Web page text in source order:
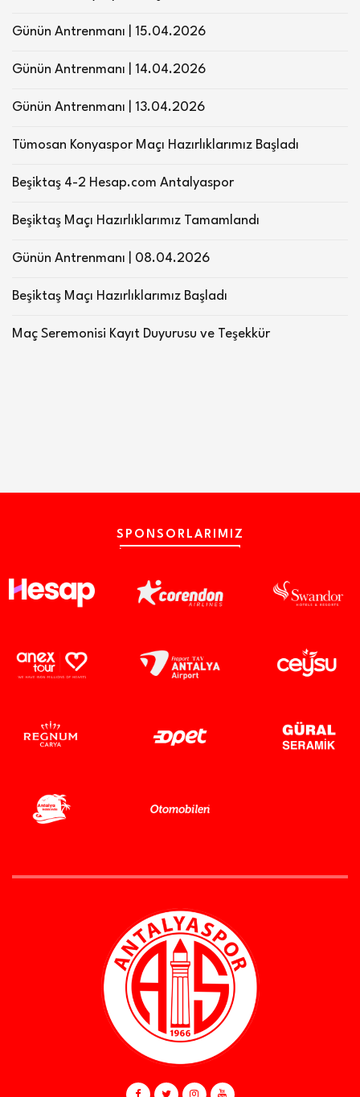
Günün Antrenmanı | 15.04.2026
Günün Antrenmanı | 14.04.2026
Günün Antrenmanı | 13.04.2026
Tümosan Konyaspor Maçı Hazırlıklarımız Başladı
Beşiktaş 4-2 Hesap.com Antalyaspor
Beşiktaş Maçı Hazırlıklarımız Tamamlandı
Günün Antrenmanı | 08.04.2026
Beşiktaş Maçı Hazırlıklarımız Başladı
Maç Seremonisi Kayıt Duyurusu ve Teşekkür
SPONSORLARIMIZ